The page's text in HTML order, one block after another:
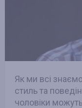
Як ми всі
стиль та
чоловіки